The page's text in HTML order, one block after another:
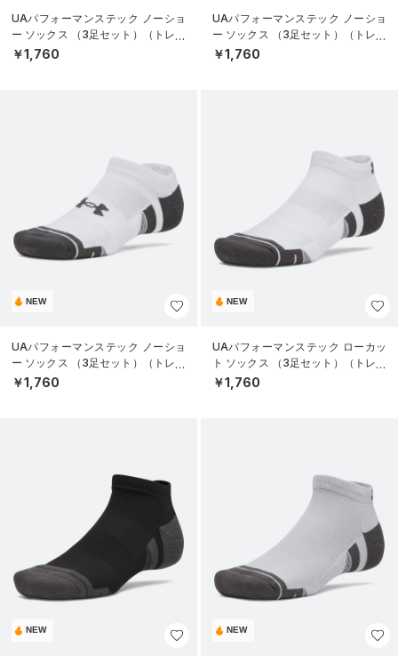
UAパフォーマンステック ノーショ
ー ソックス （3足セット）（トレー
ニング/UNISEX）
￥1,760
UAパフォーマンステック ノーショ
ー ソックス （3足セット）（トレー
ニング/UNISEX）
￥1,760
NEW
UAパフォーマンステック ノーショ
ー ソックス （3足セット）（トレー
ニング/UNISEX）
￥1,760
NEW
UAパフォーマンステック ローカッ
ト ソックス （3足セット）（トレー
ニング/UNISEX）
￥1,760
NEW NEW